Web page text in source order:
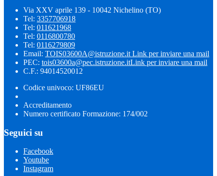
Via XXV aprile 139 - 10042 Nichelino (TO)
Tel: 3357706918
Tel: 011621968
Tel: 0116800780
Tel: 0116279809
Email: TOIS03600A@istruzione.it Link per inviare una mail
PEC: tois03600a@pec.istruzione.itLink per inviare una mail
C.F.: 94014520012
Codice univoco: UF86EU
Accreditamento
Numero certificato Formazione: 174/002
Seguici su
Facebook
Youtube
Instagram